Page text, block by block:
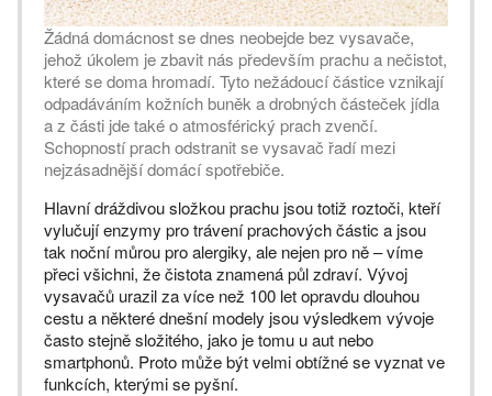
Žádná domácnost se dnes neobejde bez vysavače,
jehož úkolem je zbavit nás především prachu a nečistot,
které se doma hromadí. Tyto nežádoucí částice vznikají
odpadáváním kožních buněk a drobných částeček jídla
a z části jde také o atmosférický prach zvenčí.
Schopností prach odstranit se vysavač řadí mezi
nejzásadnější domácí spotřebiče.
Hlavní dráždivou složkou prachu jsou totiž roztoči, kteří
vylučují enzymy pro trávení prachových částic a jsou
tak noční můrou pro alergiky, ale nejen pro ně – víme
přeci všichni, že čistota znamená půl zdraví. Vývoj
vysavačů urazil za více než 100 let opravdu dlouhou
cestu a některé dnešní modely jsou výsledkem vývoje
často stejně složitého, jako je tomu u aut nebo
smartphonů. Proto může být velmi obtížné se vyznat ve
funkcích, kterými se pyšní.